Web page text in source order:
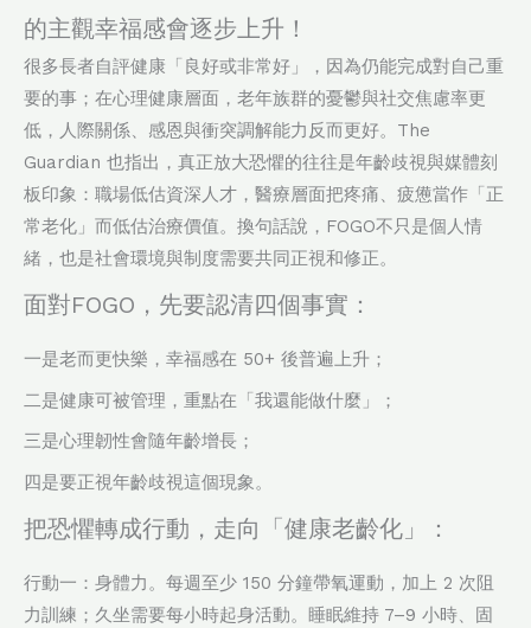
的主觀幸福感會逐步上升！
很多長者自評健康「良好或非常好」，因為仍能完成對自己重
要的事；在心理健康層面，老年族群的憂鬱與社交焦慮率更
低，人際關係、感恩與衝突調解能力反而更好。The
Guardian 也指出，真正放大恐懼的往往是年齡歧視與媒體刻
板印象：職場低估資深人才，醫療層面把疼痛、疲憊當作「正
常老化」而低估治療價值。換句話說，FOGO不只是個人情
緒，也是社會環境與制度需要共同正視和修正。
面對FOGO，先要認清四個事實：
一是老而更快樂，幸福感在 50+ 後普遍上升；
二是健康可被管理，重點在「我還能做什麼」；
三是心理韌性會隨年齡增長；
四是要正視年齡歧視這個現象。
把恐懼轉成行動，走向「健康老齡化」：
行動一：身體力。每週至少 150 分鐘帶氧運動，加上 2 次阻
力訓練；久坐需要每小時起身活動。睡眠維持 7–9 小時、固